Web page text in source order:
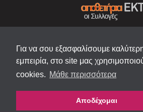
Για να σου εξασφαλίσουμε
εμπειρία, στο site μας
cookies. Μάθε περισσότερα
Αποδέχομαι